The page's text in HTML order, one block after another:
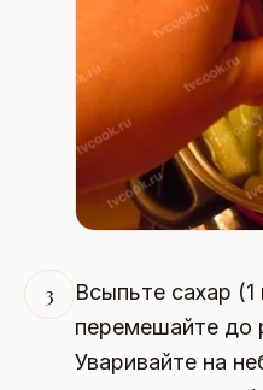
3
Всыпьте сахар (1
перемешайте до
Уваривайте на